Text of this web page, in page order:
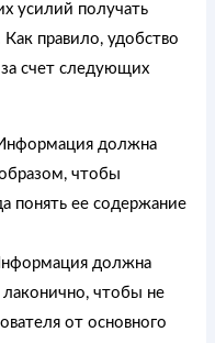
усилий получать
правило, удобство
счет следующих
должна
чтобы
понять ее содержание
должна
чтобы не
от основного